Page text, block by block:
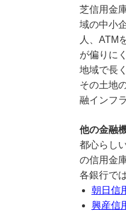
芝信用金
域の中小
人、ATM
が偏りに
地域で長
その土地
融インフ
他の金融
都心らし
の信用金
各銀行で
朝日信
興産信